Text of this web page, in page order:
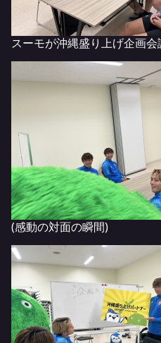
スーモが沖縄盛り上げ企画会
(感動の対面の瞬間)